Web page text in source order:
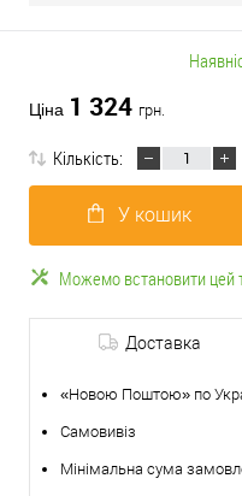
Ціна 1 324 грн.
Кількість:
У кошик
Можемо встановити цей
Доставка
«Новою Поштою» по
Самовивіз
Мінімальна сума